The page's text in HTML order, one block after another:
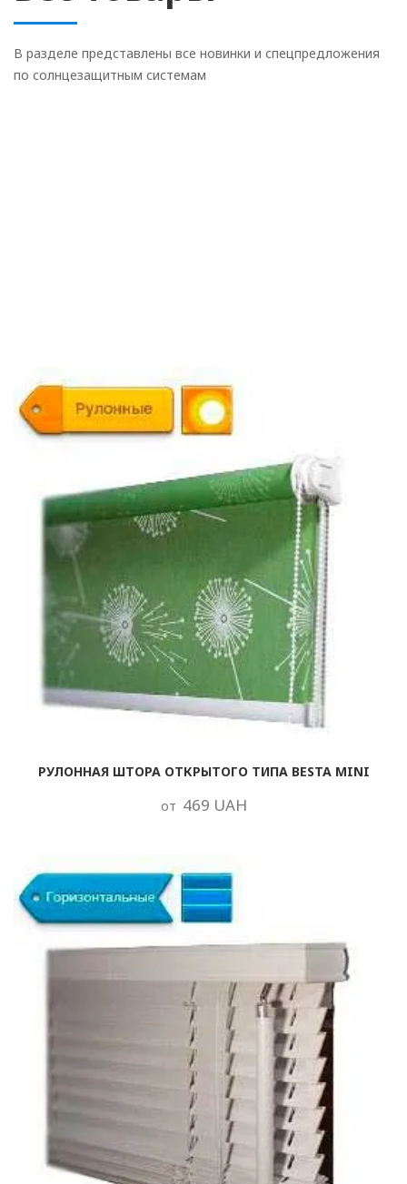
В разделе представлены все новинки и спецпредложения
по солнцезащитным системам
РУЛОННАЯ ШТОРА ОТКРЫТОГО ТИПА BESTA MINI
от 469 UAH